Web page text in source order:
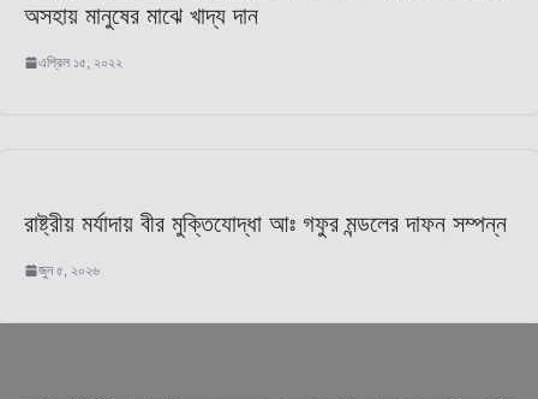
অসহায় মানুষের মাঝে খাদ্য দান
এপ্রিল ১৫, ২০২২
রাষ্ট্রীয় মর্যাদায় বীর মুক্তিযোদ্ধা আঃ গফুর মন্ডলের দাফন সম্পন্ন
জুন ৫, ২০২৬